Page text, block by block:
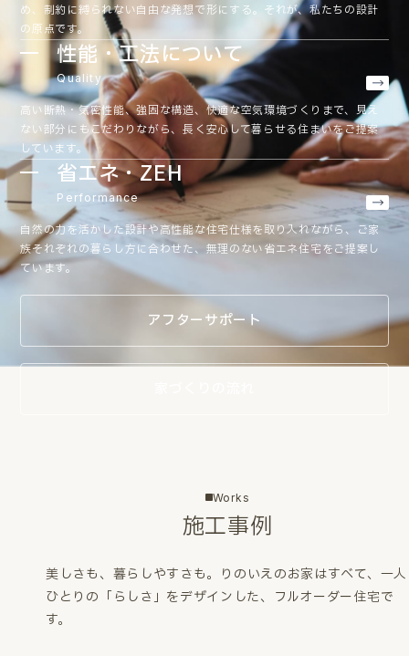
め、制約に縛られない自由な発想で形にする。それが、私たちの設計
の原点です。
性能・工法について
Quality
高い断熱・気密性能、強固な構造、快適な空気環境づくりまで、見え
ない部分にもこだわりながら、長く安心して暮らせる住まいをご提案
しています。
省エネ・ZEH
Performance
自然の力を活かした設計や高性能な住宅仕様を取り入れながら、ご家
族それぞれの暮らし方に合わせた、無理のない省エネ住宅をご提案し
ています。
アフターサポート
Works
施工事例
美しさも、暮らしやすさも。
りのいえのお家はすべて、一人
ひとりの「らしさ」をデザインした、フルオーダー住宅で
す。